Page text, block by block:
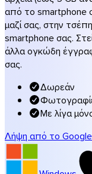
Μουσική &
Όλες οι
Μεταφορές με
Λογισμικά
από το smartphone
μαζί σας, στην
smartphone σας.
άλλα ογκώδη
σας.
Δωρεάν
Με λίγα
Λήψη από το